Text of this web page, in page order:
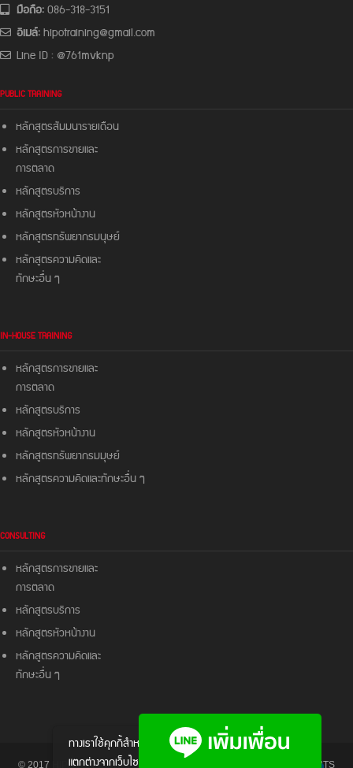
มือถือ:086-318-3151
อีเมล์:hipotraining@gmail.com
Line ID : @761mvknp
PUBLIC TRAINING
หลักสูตรสัมมนารายเดือน
หลักสูตรการขายและ
การตลาด
หลักสูตรบริการ
หลักสูตรหัวหน้างาน
หลักสูตรทรัพยากรมนุษย์
หลักสูตรความคิดและ
ทักษะอื่น ๆ
IN-HOUSE TRAINING
หลักสูตรการขายและ
การตลาด
หลักสูตรบริการ
หลักสูตรหัวหน้างาน
หลักสูตรทรัพยากรมมุษย์
หลักสูตรความคิดและทักษะอื่น ๆ
CONSULTING
หลักสูตรการขายและ
การตลาด
หลักสูตรบริการ
หลักสูตรหัวหน้างาน
หลักสูตรความคิดและ
ทักษะอื่น ๆ
© 2017 HIPO - HIPO TRAINING & CONSULTANCY CO., LTD. ALL RIGHTS
ทางเราใช้คุกกี้สําหรับส่งมอบประสบการณ์ให้
แตกต่างจากเว็บไซต์อื่นๆ หากต้องการทราบ